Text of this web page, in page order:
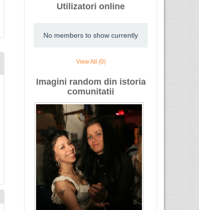
Utilizatori online
No members to show currently
View All (0)
Imagini random din istoria
comunitatii